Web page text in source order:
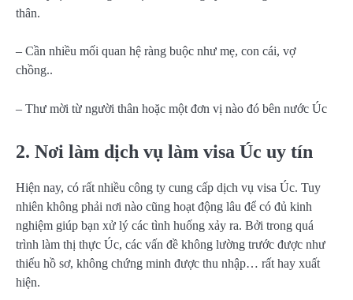
thân.
– Cần nhiều mối quan hệ ràng buộc như mẹ, con cái, vợ
chồng..
– Thư mời từ người thân hoặc một đơn vị nào đó bên nước Úc
2. Nơi làm dịch vụ làm visa Úc uy tín
Hiện nay, có rất nhiều công ty cung cấp dịch vụ visa Úc. Tuy
nhiên không phải nơi nào cũng hoạt động lâu để có đủ kinh
nghiệm giúp bạn xử lý các tình huống xảy ra. Bởi trong quá
trình làm thị thực Úc, các vấn đề không lường trước được như
thiếu hồ sơ, không chứng minh được thu nhập… rất hay xuất
hiện.